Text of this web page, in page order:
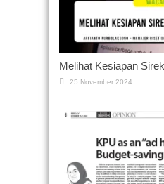
Melihat Kesiapan
25 November 2024